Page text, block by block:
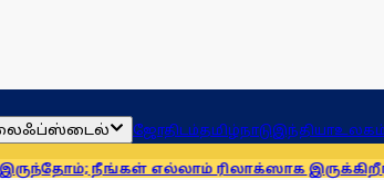
ஜோதிடம்தமிழ்நாடுஇந்தியாஉலகம்
எல்லாம் ரிலாக்ஸாக இருக்கிறீர்கள்!